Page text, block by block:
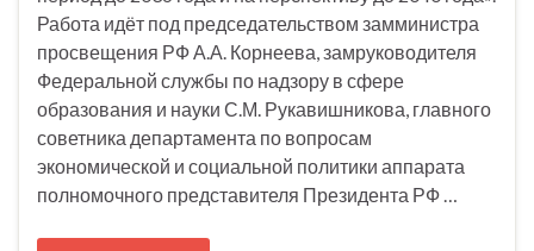
Работа идёт под председательством замминистра
просвещения РФ А.А. Корнеева, замруководителя
Федеральной службы по надзору в сфере
образования и науки С.М. Рукавишникова, главного
советника департамента по вопросам
экономической и социальной политики аппарата
полномочного представителя Президента РФ …